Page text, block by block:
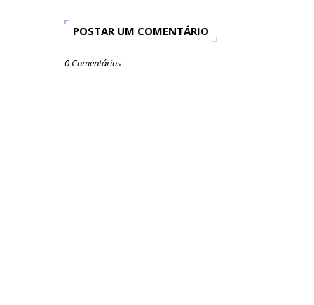
POSTAR UM COMENTÁRIO
0 Comentários